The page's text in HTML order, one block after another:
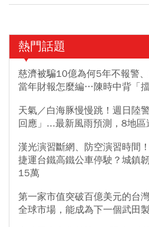
熱門話題
慈濟被騙10億為何5年不報警
當年財報怎麼編…陳時中背「
天氣／白海豚慢慢跳！週日陸
回應」...最新風雨預測，8地
漢光演習斷網、防空演習時間
捷運台鐵高鐵公車停駛？城鎮
15萬
第一家市值突破百億美元的台
全球市場，能成為下一個武田